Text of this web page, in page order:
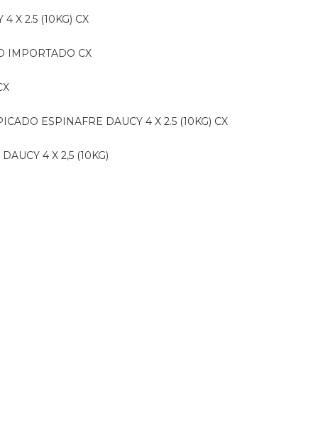
4 X 2.5 (10KG) CX
IMPORTADO CX
PICADO ESPINAFRE DAUCY 4 X 2.5 (10KG) CX
4 X 2,5 (10KG)